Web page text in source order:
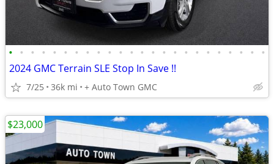
• • • • • • • • • • • • • • • • • • • • • • • •
2024 GMC Terrain SLE Stop In Save !!
7/25 36k mi + Auto Town GMC
$23,000